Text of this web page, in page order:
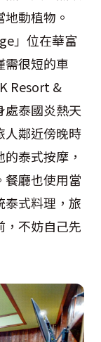
動植物。
」位在華富
需很短的車
Resort &
處泰國炎熱天
人鄰近傍晚時
泰式按摩，
餐廳也使用當
泰式料理，旅
，不妨自己先